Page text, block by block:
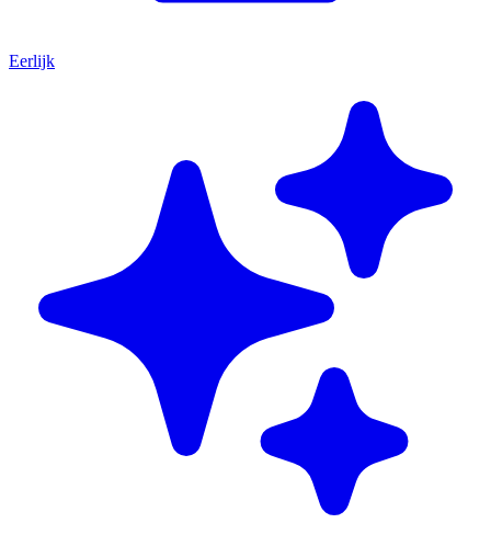
Eerlijk